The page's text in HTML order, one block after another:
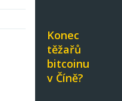
Konec
těžařů
bitcoinu
v Číně?